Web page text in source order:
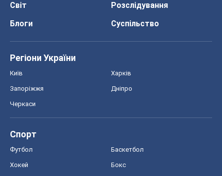
Світ
Розслідування
Блоги
Суспільство
Регіони України
Київ Харків
Запоріжжя Дніпро
Черкаси
Спорт
Футбол Баскетбол
Хокей Бокс